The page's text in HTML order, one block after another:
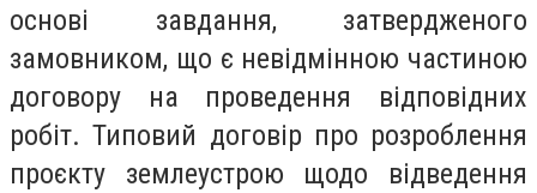
основі завдання, затвердженого
замовником, що є невідмінною частиною
договору на проведення відповідних
робіт. Типовий договір про розроблення
проєкту землеустрою щодо відведення